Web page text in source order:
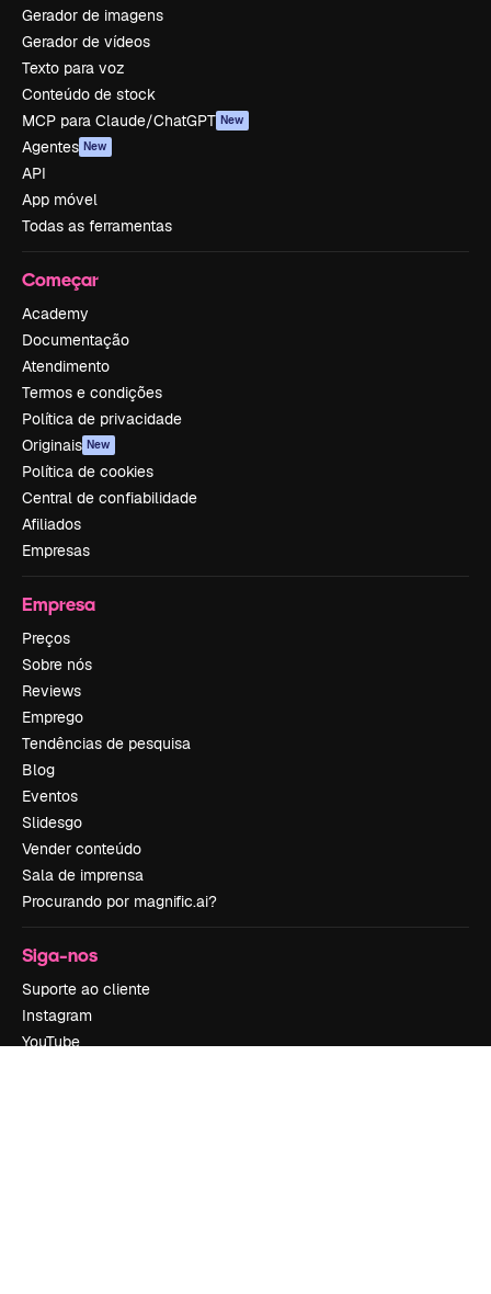
Gerador de imagens
Gerador de vídeos
Texto para voz
Conteúdo de stock
MCP para Claude/ChatGPT New
Agentes New
API
App móvel
Todas as ferramentas
Começar
Academy
Documentação
Atendimento
Termos e condições
Política de privacidade
Originais New
Política de cookies
Central de confiabilidade
Afiliados
Empresas
Empresa
Preços
Sobre nós
Reviews
Emprego
Tendências de pesquisa
Blog
Eventos
Slidesgo
Vender conteúdo
Sala de imprensa
Procurando por magnific.ai?
Siga-nos
Suporte ao cliente
Instagram
YouTube